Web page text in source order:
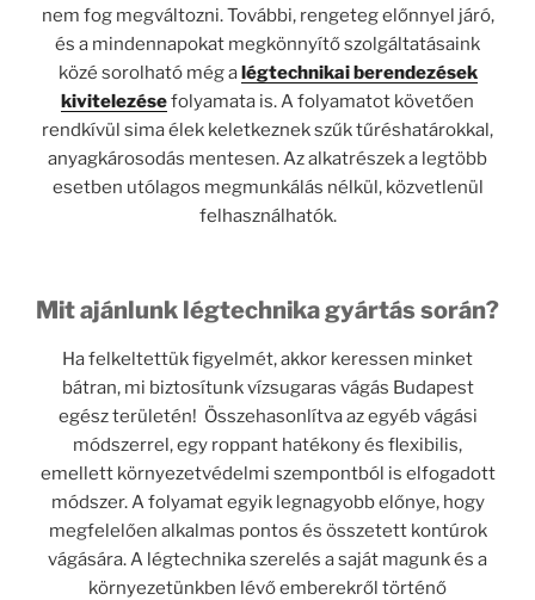
nem fog megváltozni. További, rengeteg előnnyel járó,
és a mindennapokat megkönnyítő szolgáltatásaink
közé sorolható még a légtechnikai berendezések
kivitelezésefolyamata is. A folyamatot követően
rendkívül sima élek keletkeznek szűk tűréshatárokkal,
anyagkárosodás mentesen. Az alkatrészek a legtöbb
esetben utólagos megmunkálás nélkül, közvetlenül
felhasználhatók.
Mit ajánlunk légtechnika gyártás során?
Ha felkeltettük figyelmét, akkor keressen minket
bátran, mi biztosítunk vízsugaras vágás Budapest
egész területén! Összehasonlítva az egyéb vágási
módszerrel, egy roppant hatékony és flexibilis,
emellett környezetvédelmi szempontból is elfogadott
módszer. A folyamat egyik legnagyobb előnye, hogy
megfelelően alkalmas pontos és összetett kontúrok
vágására. A légtechnika szerelés a saját magunk és a
környezetünkben lévő emberekről történő